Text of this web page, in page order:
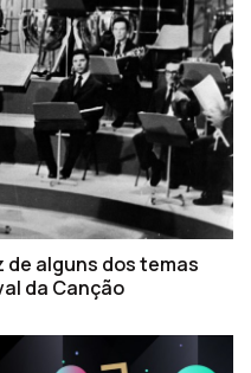
de alguns dos temas
da Canção